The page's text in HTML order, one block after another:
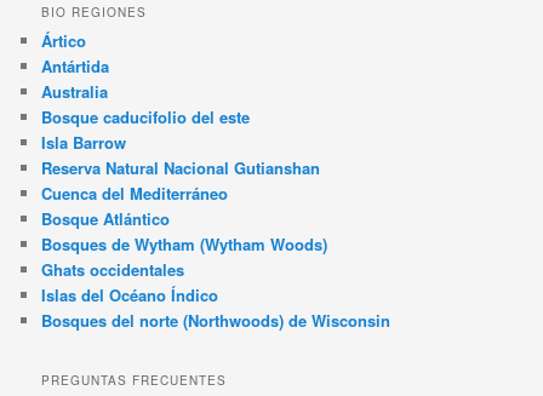
BIO REGIONES
Ártico
Antártida
Australia
Bosque caducifolio del este
Isla Barrow
Reserva Natural Nacional Gutianshan
Cuenca del Mediterráneo
Bosque Atlántico
Bosques de Wytham (Wytham Woods)
Ghats occidentales
Islas del Océano Índico
Bosques del norte (Northwoods) de Wisconsin
PREGUNTAS FRECUENTES